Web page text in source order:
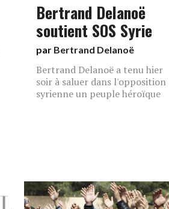
Bertrand Delanoë
soutient SOS Syrie
par Bertrand Delanoë
Bertrand Delanoë a tenu hier
soir à saluer dans l'opposition
syrienne un peuple héroïque